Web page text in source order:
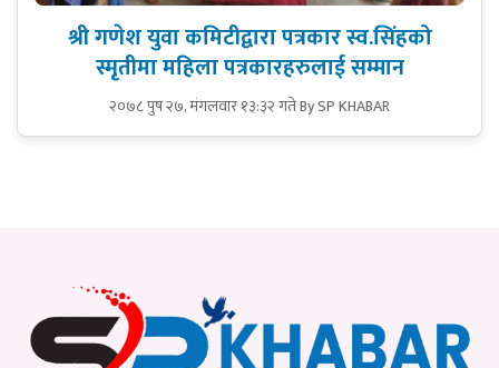
श्री गणेश युवा कमिटीद्वारा पत्रकार स्व.सिंहको
स्मृतीमा महिला पत्रकारहरुलाई सम्मान
२०७८ पुष २७, मंगलवार १३:३२ गतेBy SP KHABAR